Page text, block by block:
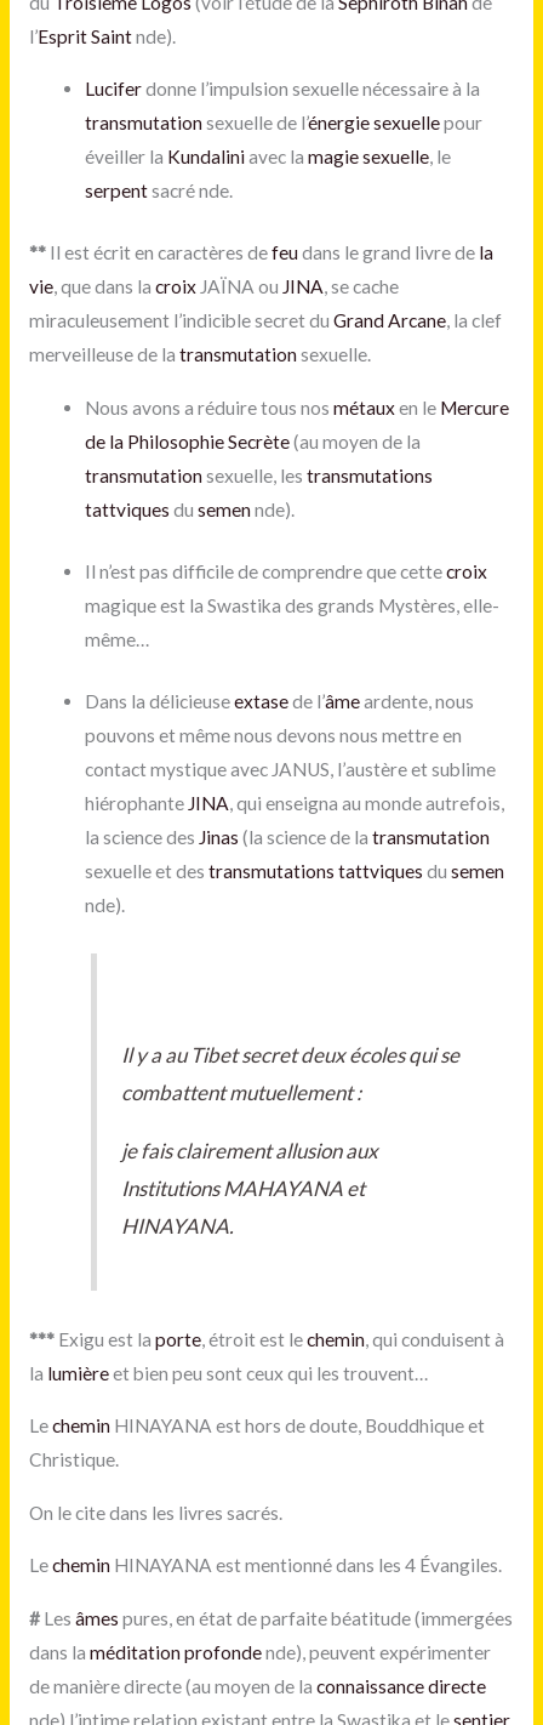
l’Esprit Saintnde).
Luciferdonne l’impulsion sexuelle nécessaire à la
transmutationsexuelle de l’énergie sexuellepour
éveiller la Kundaliniavec lamagie sexuelle, le
serpentsacré nde.
** Il est écrit en caractères defeudans le grand livre de la
vie, que dans la croixJAÏNA ou JINA, se cache
miraculeusement l’indicible secret du Grand Arcane, la clef
merveilleuse de la transmutationsexuelle.
Nous avons a réduire tous nosmétauxen le Mercure
de la Philosophie Secrète(au moyen de la
transmutationsexuelle, lestransmutations
tattviques dusemennde).
Il n’est pas difficile de comprendre que cettecroix
magique est la Swastika des grands Mystères, elle-
même…
Dans la délicieuseextasede l’âmeardente, nous
pouvons et même nous devons nous mettre en
contact mystique avec JANUS, l’austère et sublime
hiérophante JINA, qui enseigna au monde autrefois,
la science des Jinas (la science de latransmutation
sexuelle et destransmutations tattviques dusemen
nde).
Il y a au Tibet secret deux écoles qui se
combattent mutuellement :
je fais clairement allusion aux
Institutions MAHAYANA et
HINAYANA.
*** Exigu est la porte, étroit est lechemin, qui conduisent à
la lumièreet bien peu sont ceux qui les trouvent…
LecheminHINAYANA est hors de doute, Bouddhique et
Christique.
On le cite dans les livres sacrés.
LecheminHINAYANA est mentionné dans les 4 Évangiles.
# Les âmes pures, en état de parfaite béatitude (immergées
dans la méditationprofondende), peuvent expérimenter
de manière directe (au moyen de la connaissance directe
nde) l’intime relation existant entre la Swastika et lesentier